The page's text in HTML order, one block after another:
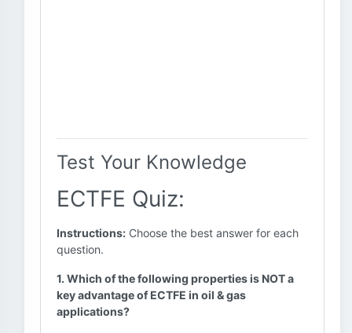
Test Your Knowledge
ECTFE Quiz:
Instructions: Choose the best answer for each
question.
1. Which of the following properties is NOT a
key advantage of ECTFE in oil & gas
applications?